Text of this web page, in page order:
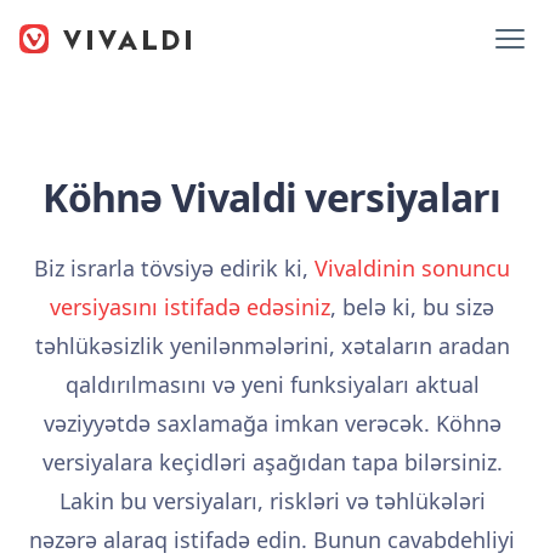
Köhnə Vivaldi versiyaları
Biz israrla tövsiyə edirik ki, Vivaldinin sonuncu
versiyasını istifadə edəsiniz, belə ki, bu sizə
təhlükəsizlik yenilənmələrini, xətaların aradan
qaldırılmasını və yeni funksiyaları aktual
vəziyyətdə saxlamağa imkan verəcək. Köhnə
versiyalara keçidləri aşağıdan tapa bilərsiniz.
Lakin bu versiyaları, riskləri və təhlükələri
nəzərə alaraq istifadə edin. Bunun cavabdehliyi